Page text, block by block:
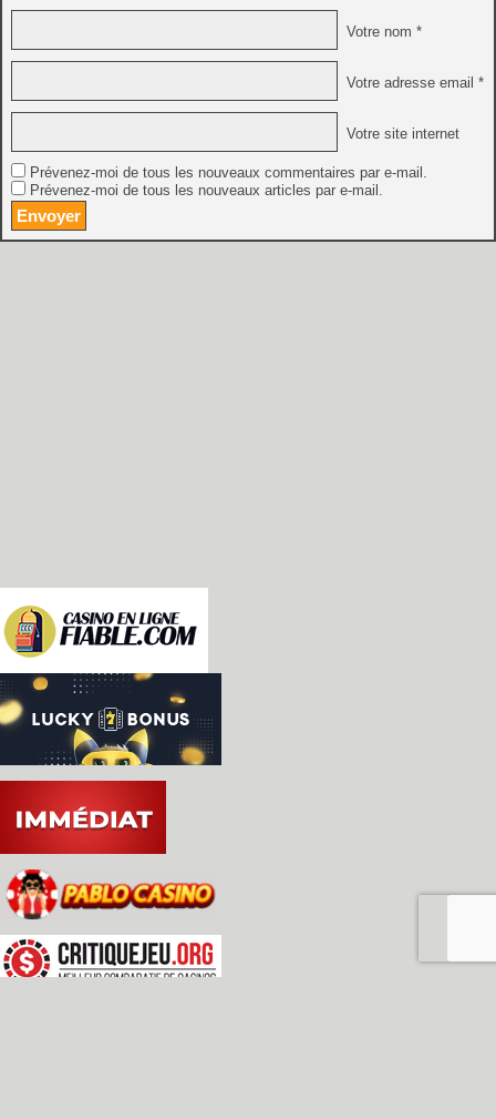
Votre nom *
Votre adresse email *
Votre site internet
Prévenez-moi de tous les nouveaux commentaires par e-mail.
Prévenez-moi de tous les nouveaux articles par e-mail.